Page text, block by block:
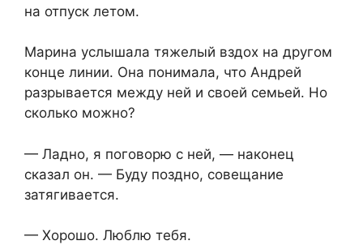
на отпуск летом.
Марина услышала тяжелый вздох на другом
конце линии. Она понимала, что Андрей
разрывается между ней и своей семьей. Но
сколько можно?
— Ладно, я поговорю с ней, — наконец
сказал он. — Буду поздно, совещание
затягивается.
— Хорошо. Люблю тебя.